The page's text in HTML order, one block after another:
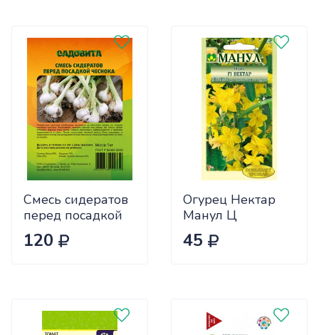
Смесь сидератов
перед посадкой
чеснока 0,5кг
САДОВИТА
120
Огурец Нектар
Манул Ц
45